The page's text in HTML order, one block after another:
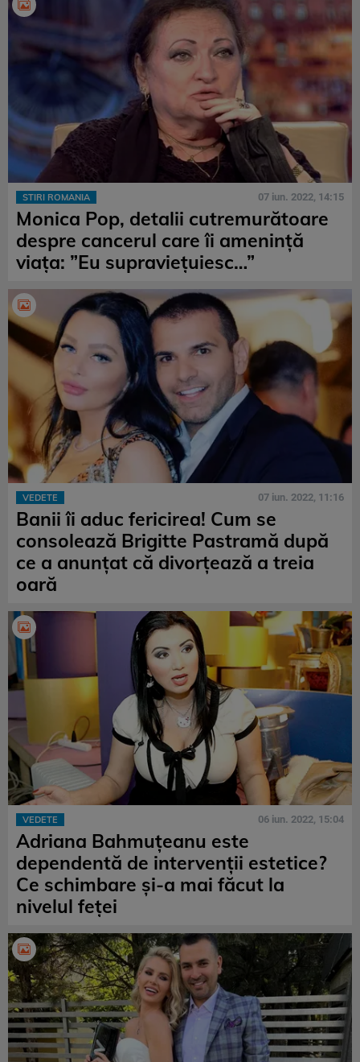
STIRI ROMANIA 07 iun. 2022, 14:15
Monica Pop, detalii cutremurătoare
despre cancerul care îi amenință
viața: ”Eu supraviețuiesc…”
VEDETE 07 iun. 2022, 11:16
Banii îi aduc fericirea! Cum se
consolează Brigitte Pastramă după
ce a anunțat că divorțează a treia
oară
VEDETE 06 iun. 2022, 15:04
Adriana Bahmuțeanu este
dependentă de intervenții estetice?
Ce schimbare și-a mai făcut la
nivelul feței